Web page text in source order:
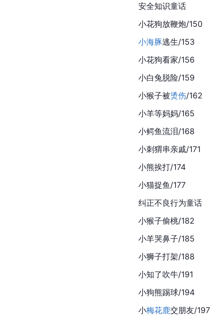
安全知识童话
小花狗放鞭炮/150
小海豚逃生/153
小花狗看家/156
小白兔脱险/159
小猴子被烫伤/162
小羊等妈妈/165
小鳄鱼流泪/168
小刺猬串亲戚/171
小熊挨打/174
小猫捉鱼/177
纠正不良行为童话
小猴子偷桃/182
小羊哭鼻子/185
小狮子打架/188
小知了吹牛/191
小狗熊踢球/194
小梅花鹿交朋友/197